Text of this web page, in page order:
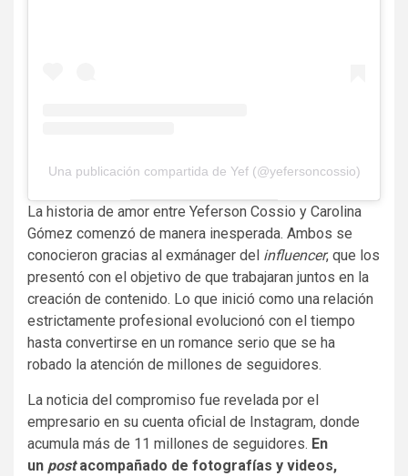
Una publicación compartida de Yef (@yefersoncossio)
La historia de amor entre Yeferson Cossio y Carolina
Gómez comenzó de manera inesperada. Ambos se
conocieron gracias al exmánager del influencer, que los
presentó con el objetivo de que trabajaran juntos en la
creación de contenido. Lo que inició como una relación
estrictamente profesional evolucionó con el tiempo
hasta convertirse en un romance serio que se ha
robado la atención de millones de seguidores.
La noticia del compromiso fue revelada por el
empresario en su cuenta oficial de Instagram, donde
acumula más de 11 millones de seguidores. En
un postacompañado de fotografías y videos,